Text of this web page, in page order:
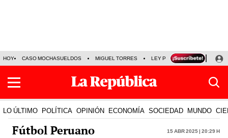
HOY CASO MOCHASUELDOS MIGUEL TORRES LEY PULPÍN PRECIO DEL
LO ÚLTIMO POLÍTICA OPINIÓN ECONOMÍA SOCIEDAD MUNDO
Fútbol Peruano 15 Abr 2025 | 20:29 h